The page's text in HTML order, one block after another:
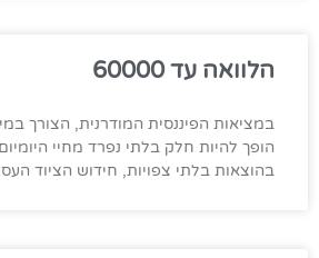
הלוואה עד 60000
במציאות הפיננסית המודרנית, הצורך
הופך להיות חלק בלתי נפרד מחיי
בהוצאות בלתי צפויות, חידוש הציוד